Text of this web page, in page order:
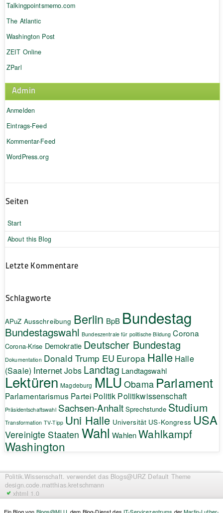
Talkingpointsmemo.com
The Atlantic
Washington Post
ZEIT Online
ZParl
Admin
Anmelden
Eintrags-Feed
Kommentar-Feed
WordPress.org
Seiten
Start
About this Blog
Letzte Kommentare
Schlagworte
APuZ Ausschreibung Berlin BpB Bundestag
Bundestagswahl Bundeszentrale für politische Bildung Corona
Corona-Krise Demokratie Deutscher Bundestag
Dokumentation Donald Trump EU Europa Halle Halle
(Saale) InternetJobs Landtag Landtagswahl
Lektüren Magdeburg MLU Obama Parlament
Parlamentarismus Partei Politik Politikwissenschaft
Präsidentschaftswahl Sachsen-Anhalt Sprechstunde Studium
Transformation TV-Tipp Uni Halle Universität US-Kongress USA
Vereinigte Staaten Wahl Wahlen Wahlkampf
Washington
Politik.Wissenschaft. verwendet das Blogs@URZ Default Theme
design.code.matthias.kretschmann
xhtml 1.0
Ein Blog von Blogs@MLU , dem Blog-Dienst des IT-Servicezentrums derMartin-Luther-